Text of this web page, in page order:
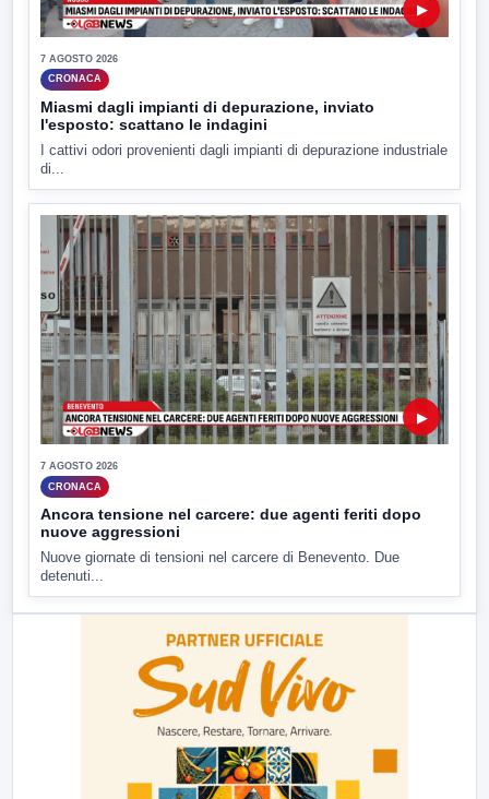
▶
7 AGOSTO 2026
CRONACA
Miasmi dagli impianti di depurazione, inviato
l'esposto: scattano le indagini
I cattivi odori provenienti dagli impianti di depurazione industriale
di...
▶
7 AGOSTO 2026
CRONACA
Ancora tensione nel carcere: due agenti feriti dopo
nuove aggressioni
Nuove giornate di tensioni nel carcere di Benevento. Due
detenuti...